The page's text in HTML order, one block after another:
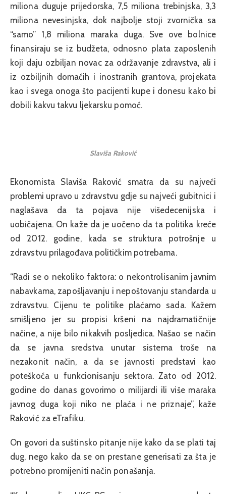
miliona duguje prijedorska, 7,5 miliona trebinjska, 3,3
miliona nevesinjska, dok najbolje stoji zvornička sa
“samo” 1,8 miliona maraka duga. Sve ove bolnice
finansiraju se iz budžeta, odnosno plata zaposlenih
koji daju ozbiljan novac za održavanje zdravstva, ali i
iz ozbiljnih domaćih i inostranih grantova, projekata
kao i svega onoga što pacijenti kupe i donesu kako bi
dobili kakvu takvu ljekarsku pomoć.
Slaviša Raković
Ekonomista Slaviša Raković smatra da su najveći
problemi upravo u zdravstvu gdje su najveći gubitnici i
naglašava da ta pojava nije višedecenijska i
uobičajena. On kaže da je uočeno da ta politika kreće
od 2012. godine, kada se struktura potrošnje u
zdravstvu prilagođava političkim potrebama.
“Radi se o nekoliko faktora: o nekontrolisanim javnim
nabavkama, zapošljavanju i nepoštovanju standarda u
zdravstvu. Cijenu te politike plaćamo sada. Kažem
smišljeno jer su propisi kršeni na najdramatičnije
načine, a nije bilo nikakvih posljedica. Našao se način
da se javna sredstva unutar sistema troše na
nezakonit način, a da se javnosti predstavi kao
poteškoća u funkcionisanju sektora. Zato od 2012.
godine do danas govorimo o milijardi ili više maraka
javnog duga koji niko ne plaća i ne priznaje”, kaže
Raković za eTrafiku.
On govori da suštinsko pitanje nije kako da se plati taj
dug, nego kako da se on prestane generisati za šta je
potrebno promijeniti način ponašanja.